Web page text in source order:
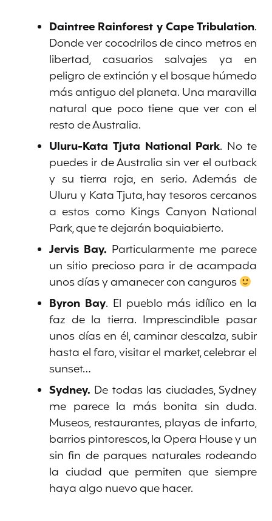
Daintree Rainforest y Cape Tribulation.
Donde ver cocodrilos de cinco metros en
libertad, casuarios salvajes ya en
peligro de extinción y el bosque húmedo
más antiguo del planeta. Una maravilla
natural que poco tiene que ver con el
resto de Australia.
Uluru-Kata Tjuta National Park. No te
puedes ir de Australia sin ver el outback
y su tierra roja, en serio. Además de
Uluru y Kata Tjuta, hay tesoros cercanos
a estos como Kings Canyon National
Park, que te dejarán boquiabierto.
Jervis Bay. Particularmente me parece
un sitio precioso para ir de acampada
unos días y amanecer con canguros
Byron Bay. El pueblo más idílico en la
faz de la tierra. Imprescindible pasar
unos días en él, caminar descalza, subir
hasta el faro, visitar el market, celebrar el
sunset…
Sydney. De todas las ciudades, Sydney
me parece la más bonita sin duda.
Museos, restaurantes, playas de infarto,
barrios pintorescos, la Opera House y un
sin fin de parques naturales rodeando
la ciudad que permiten que siempre
haya algo nuevo que hacer.